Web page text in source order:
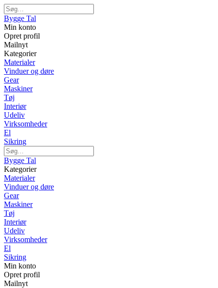
Bygge Tal
Min konto
Opret profil
Mailnyt
Kategorier
Materialer
Vinduer og døre
Gear
Maskiner
Tøj
Interiør
Udeliv
Virksomheder
El
Sikring
Bygge Tal
Kategorier
Materialer
Vinduer og døre
Gear
Maskiner
Tøj
Interiør
Udeliv
Virksomheder
El
Sikring
Min konto
Opret profil
Mailnyt